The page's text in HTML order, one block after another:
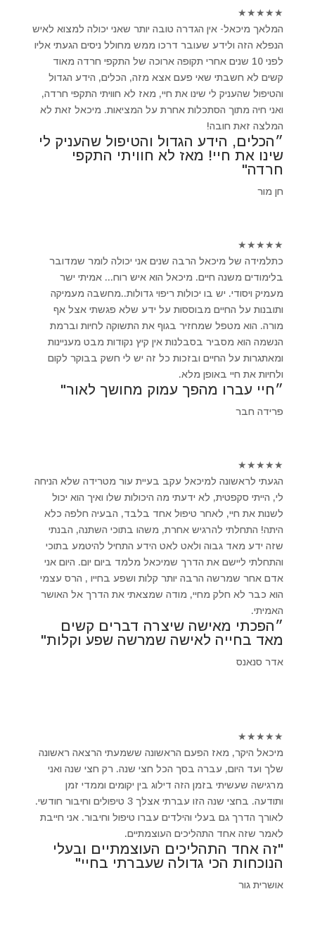
★
★
★
★
★
המלאך מיכאל- אין הגדרה טובה יותר שאני יכולה למצוא לאיש
הנפלא הזה ולידע שעובר דרכו ממש מחולל ניסים הגעתי אליו
לפני 10 שנים אחרי תקופה ארוכה של התקפי חרדה מאוד
קשים לא חשבתי שאי פעם אצא מזה, הכלים, הידע הגדול
והטיפול שהעניק לי שינו את חיי, מאז לא חוויתי התקפי חרדה,
ואני חיה מתוך הסתכלות אחרת על המציאות. מיכאל זאת לא
המלצה זאת חובה!
״הכלים, הידע הגדול והטיפול שהעניק לי
שינו את חיי! מאז לא חוויתי התקפי
חרדה"
חן מור
★
★
★
★
★
כתלמידה של מיכאל הרבה שנים אני יכולה לומר שמדובר
בלימודים משנה חיים. מיכאל הוא איש רוח... אמיתי ישר
מעמיק ויסודי. יש בו יכולות ריפוי גדולות..מחשבה מעמיקה
ותובנות על החיים מבוססות על ידע שלא פגשתי אצל אף
מורה. הוא מטפל שמחזיר בגוף את התשוקה לחיות וברמת
הנשמה הוא מסביר בסבלנות אין קיץ נקודות מבט מעניינות
ומאתגרות על החיים ובזכות כל זה יש לי חשק בבוקר לקום
ולחיות את חיי באופן מלא.
״חיי עברו מהפך עמוק מחושך לאור"
פרידה חבר
★
★
★
★
★
הגעתי לראשונה למיכאל עקב בעיית עור מטרידה שלא הניחה
לי, הייתי סקפטית, לא ידעתי מה היכולות שלו ואיך הוא יכול
לשנות את חיי, לאחר טיפול אחד בלבד, הבעיה חלפה כלא
היתה! התחלתי להרגיש אחרת, משהו בתוכי השתנה, הבנתי
שזה ידע מאד גבוה ולאט לאט הידע התחיל להיטמע בתוכי
והתחלתי ליישם את הדרך שמיכאל מלמד ביום יום. היום אני
אדם אחר שמרשה הרבה יותר קלות ושפע בחייו , הרס עצמי
הוא כבר לא חלק מחיי, מודה שמצאתי את הדרך אל האושר
האמיתי.
״הפכתי מאישה שיצרה דברים קשים
מאד בחייה לאישה שמרשה שפע וקלות"
אדר סנאנס
★
★
★
★
★
מיכאל היקר, מאז הפעם הראשונה ששמעתי הרצאה ראשונה
שלך ועד היום, עברה בסך הכל חצי שנה. רק חצי שנה ואני
מרגישה שעשיתי בזמן הזה דילוג בין יקומים וממדי זמן
ותודעה. בחצי שנה הזו עברתי אצלך 3 טיפולים וחיבור חודשי.
לאורך הדרך גם בעלי והילדים עברו טיפול וחיבור. אני חייבת
לאמר שזה אחד התהליכים העוצמתיים.
"זה אחד התהליכים העוצמתיים ובעלי
הנוכחות הכי גדולה שעברתי בחיי"
אושרית גור